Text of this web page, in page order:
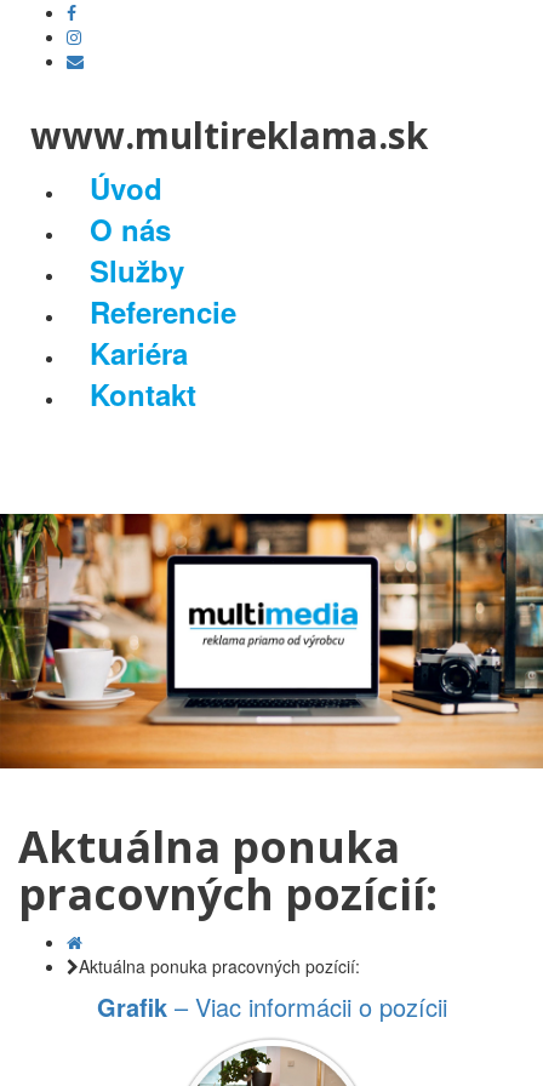
www.multireklama.sk
Úvod
O nás
Služby
Referencie
Kariéra
Kontakt
Aktuálna ponuka
pracovných pozícií:
Aktuálna ponuka pracovných pozícií:
Grafik – Viac informácii o pozícii